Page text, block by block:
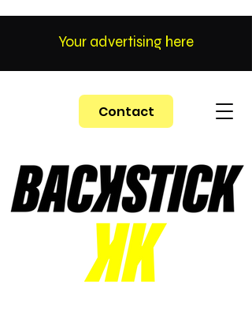
Contact
Your advertising here